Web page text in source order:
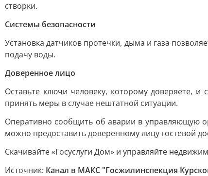
створки.
Системы безопасности
Установка датчиков протечки, дыма и газа
подачу воды.
Доверенное лицо
Оставьте ключи человеку, которому доверяете,
принять меры в случае нештатной ситуации.
Оперативно сообщить об аварии в управляющую
можно предоставить доверенному лицу гостевой
Скачивайте «Госуслуги Дом» и управляйте
Источник: Канал в МАКС "Госжилинспекция